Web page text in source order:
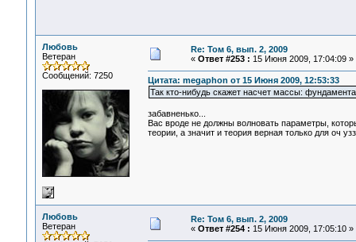
Любовь
Ветеран
Сообщений: 7250
Re: Том 6, вып. 2, 2009
« Ответ #253 : 15 Июня 2009, 17:04:09 »
Цитата: megaphon от 15 Июня 2009, 12:53:33
Так кто-нибудь скажет насчет массы:
забавненько...
Вас вроде не должны волновать параметры,
теории, а значит и теория верная только для оч
Любовь
Ветеран
Re: Том 6, вып. 2, 2009
« Ответ #254 : 15 Июня 2009, 17:05:10 »